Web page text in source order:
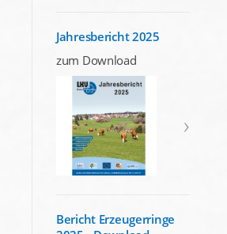
Jahresbericht 2025
zum Download
Bericht Erzeugerringe